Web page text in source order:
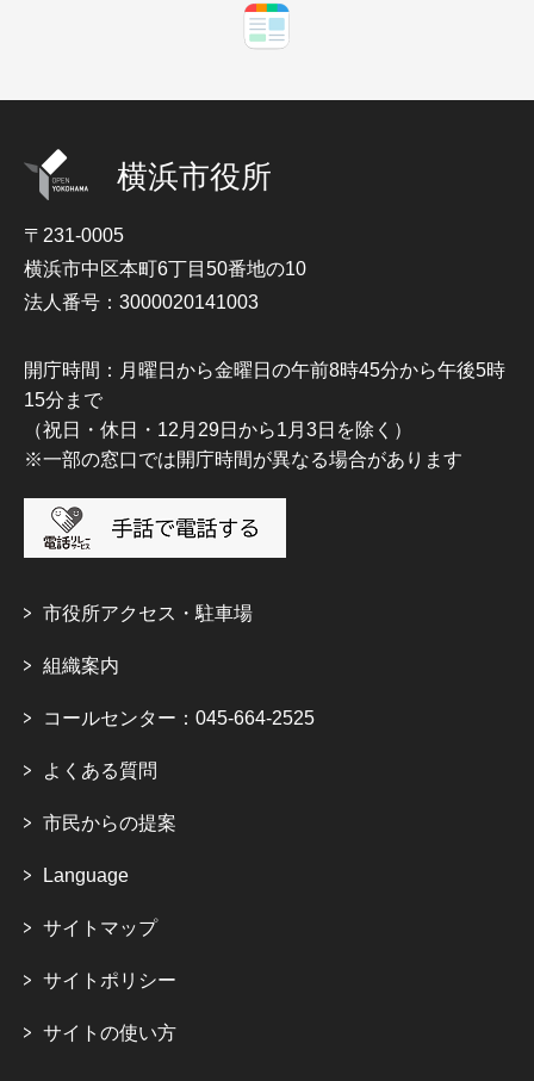
横浜市役所
〒231-0005
横浜市中区本町6丁目50番地の10
法人番号：3000020141003
開庁時間：月曜日から金曜日の午前8時45分から午後5時
15分まで
（祝日・休日・12月29日から1月3日を除く）
※一部の窓口では開庁時間が異なる場合があります
市役所アクセス・駐車場
組織案内
コールセンター：045-664-2525
よくある質問
市民からの提案
Language
サイトマップ
サイトポリシー
サイトの使い方